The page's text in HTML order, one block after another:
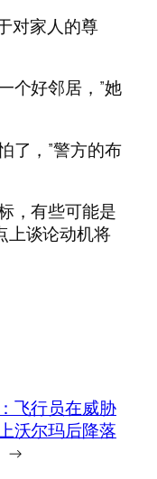
对家人的尊
个好邻居，”她
了，”警方的布
，有些可能是
上谈论动机将
飞行员在威胁
沃尔玛后降落
→